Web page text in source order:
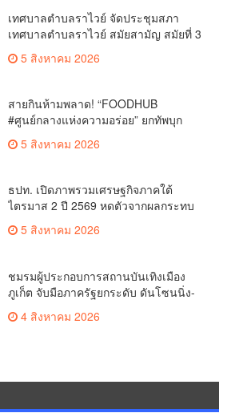
เทศบาลตำบลราไวย์ จัดประชุมสภา
เทศบาลตำบลราไวย์ สมัยสามัญ สมัยที่ 3
5 สิงหาคม 2026
สายกินห้ามพลาด! “FOODHUB
#ศูนย์กลางแห่งความอร่อย” ยกทัพบุก
โรบินสันไลฟ์สไตล์ ฉลอง ถึง 12 ส.ค.นี้
5 สิงหาคม 2026
ธปท. เปิดภาพรวมเศรษฐกิจภาคใต้
ไตรมาส 2 ปี 2569 หดตัวจากผลกระทบ
ความขัดแย้งในตะวันออกกลาง
5 สิงหาคม 2026
ชมรมผู้ประกอบการสถานบันเทิงเมือง
ภูเก็ต จับมือภาครัฐยกระดับ ดันโซนนิ่ง-
4 สิงหาคม 2026